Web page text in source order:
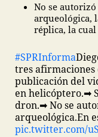
No se
arqueológica,
réplica, la
#SPRInforma
tres
publicación del
en helicóptero.➡
dron.➡ No se
arqueológica.En
pic.twitter.com/